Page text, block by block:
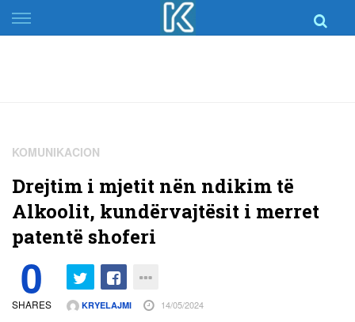
Skip
to
KOMUNIKACION
Drejtim i mjetit nën ndikim të
Alkoolit, kundërvajtësit i merret
patentë shoferi
0
SHARES KRYELAJMI 14/05/2024